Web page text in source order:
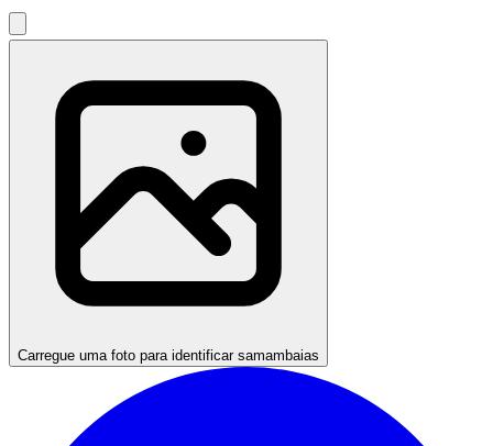
Carregue uma foto para identificar samambaias